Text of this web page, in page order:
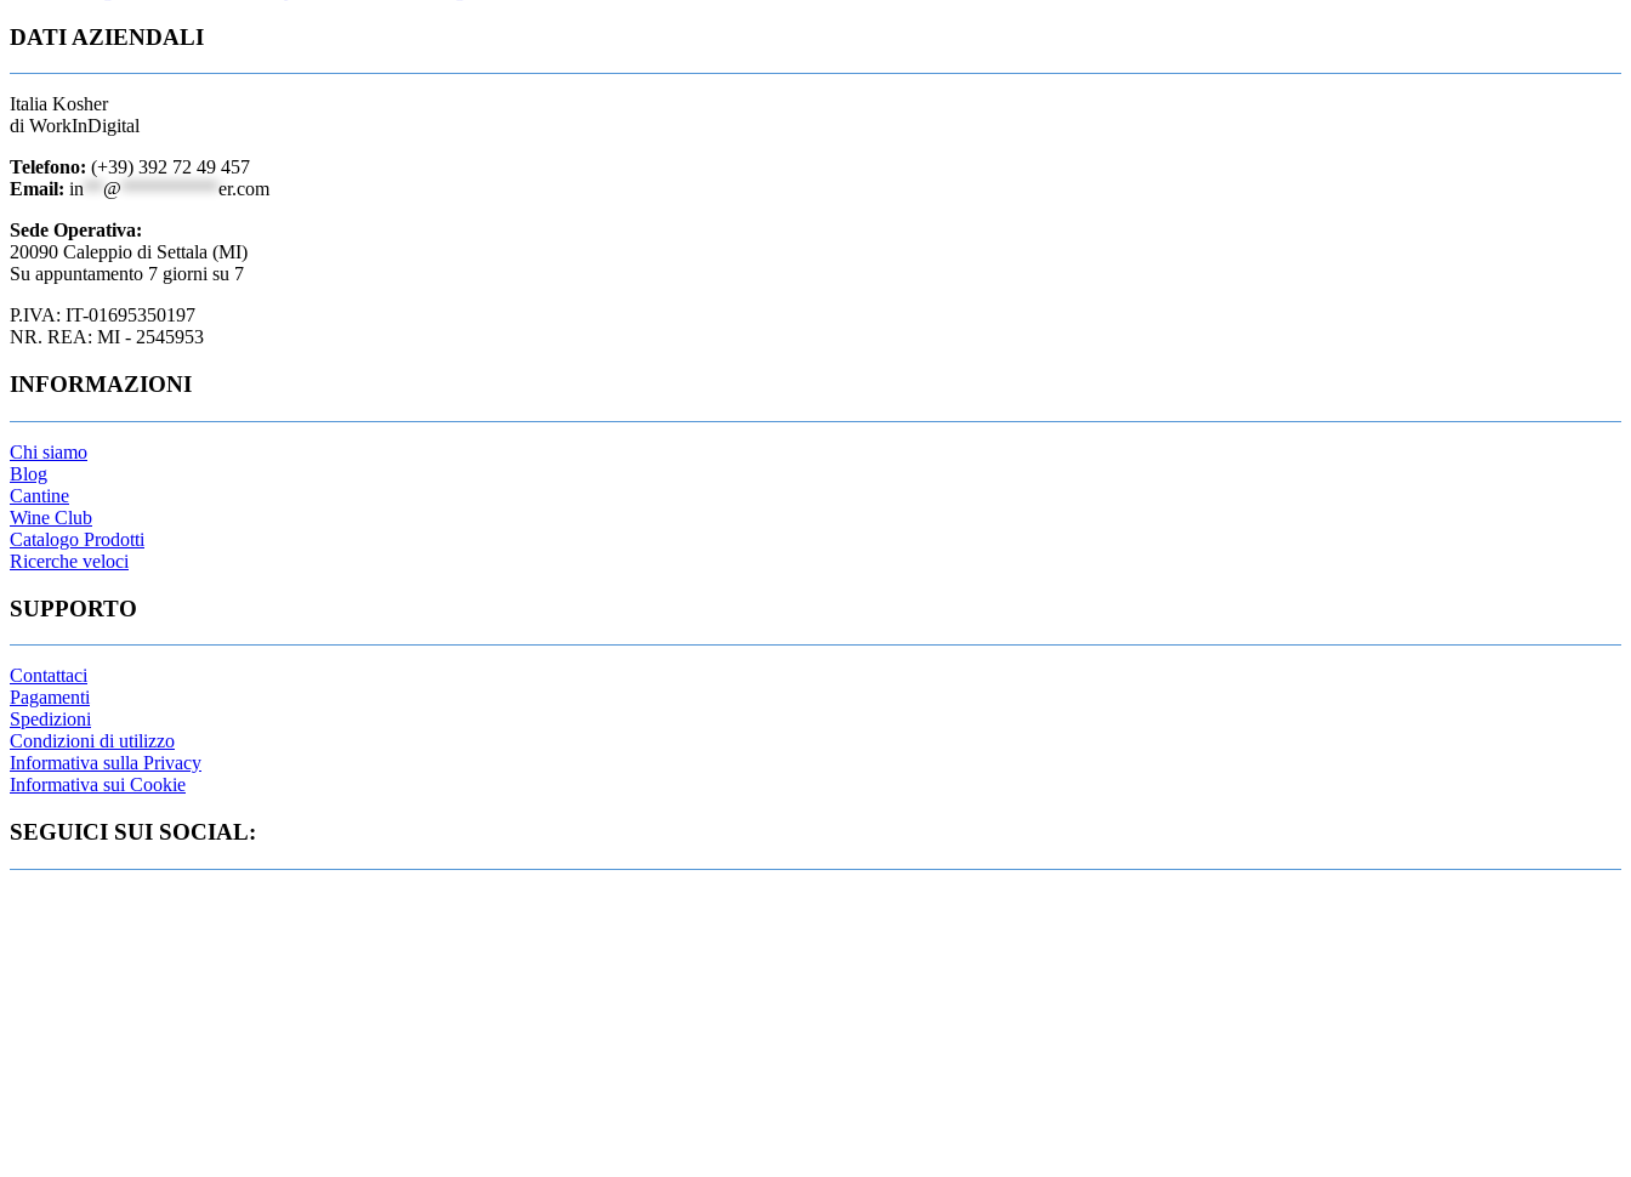
DATI AZIENDALI
Italia Kosher
di WorkInDigital
Telefono: (+39) 392 72 49 457
Email: in ** @ ********** er.com
Sede Operativa:
20090 Caleppio di Settala (MI)
Su appuntamento 7 giorni su 7
P.IVA: IT-01695350197
NR. REA: MI - 2545953
INFORMAZIONI
Chi siamo
Blog
Cantine
Wine Club
Catalogo Prodotti
Ricerche veloci
SUPPORTO
Contattaci
Pagamenti
Spedizioni
Condizioni di utilizzo
Informativa sulla Privacy
Informativa sui Cookie
SEGUICI SUI SOCIAL: